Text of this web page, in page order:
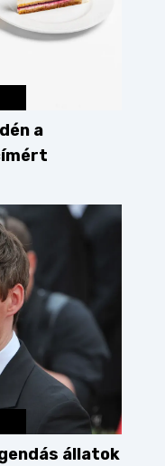
a
állatok